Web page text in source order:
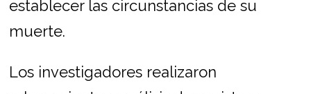
establecer las circunstancias de su
muerte.
Los investigadores realizaron